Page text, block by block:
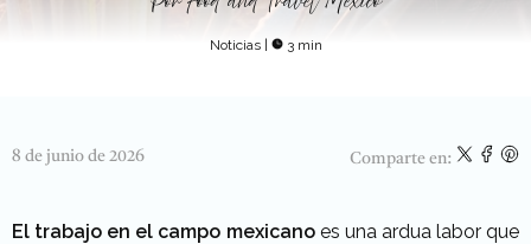
Noticias | 3 min
8 de junio de 2026 Comparte en:
El trabajo en el campo mexicanoes una ardua labor que